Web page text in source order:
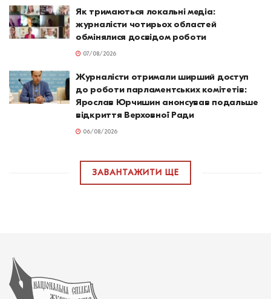
Як тримаються локальні медіа:
журналісти чотирьох областей
обмінялися досвідом роботи
07/08/2026
Журналісти отримали ширший доступ
до роботи парламентських комітетів:
Ярослав Юрчишин анонсував подальше
відкриття Верховної Ради
06/08/2026
ЗАВАНТАЖИТИ ЩЕ